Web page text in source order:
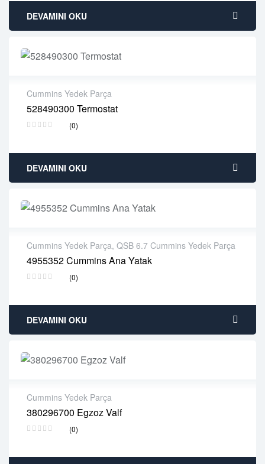
DEVAMINI OKU
Cummins Yedek Parça
528490300 Termostat
(0)
2 years warranty
Delivery time: 1-2 business days
DEVAMINI OKU
Cummins Yedek Parça, QSB 6.7 Cummins Yedek Parça
4955352 Cummins Ana Yatak
(0)
2 years warranty
Delivery time: 1-2 business days
DEVAMINI OKU
Cummins Yedek Parça
380296700 Egzoz Valf
(0)
2 years warranty
Delivery time: 1-2 business days